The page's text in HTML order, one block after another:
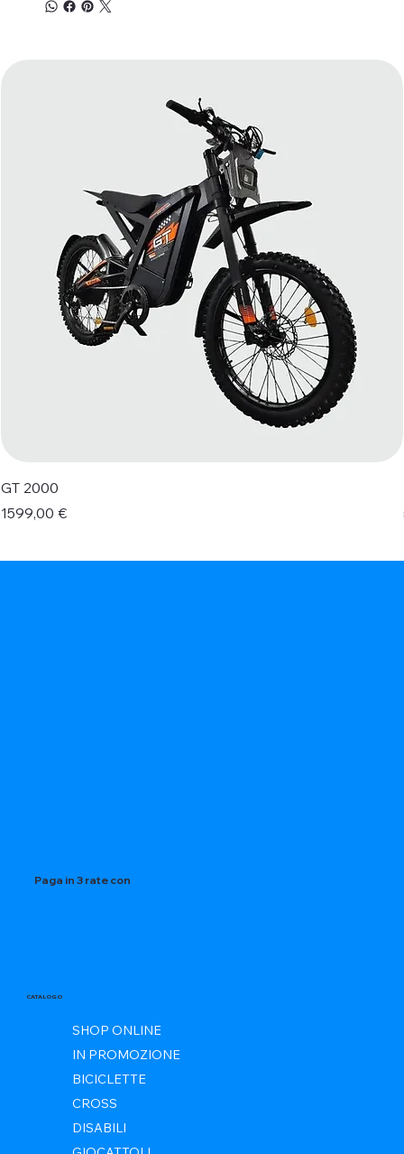
GT 2000
Prezzo
1599,00 €
Paga in 3 rate con
CATALOGO
SHOP ONLINE
IN PROMOZIONE
BICICLETTE
CROSS
DISABILI